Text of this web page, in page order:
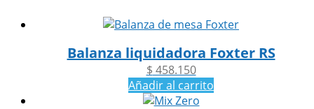
Balanza liquidadora Foxter RS
$ 458.150
Añadir al carrito